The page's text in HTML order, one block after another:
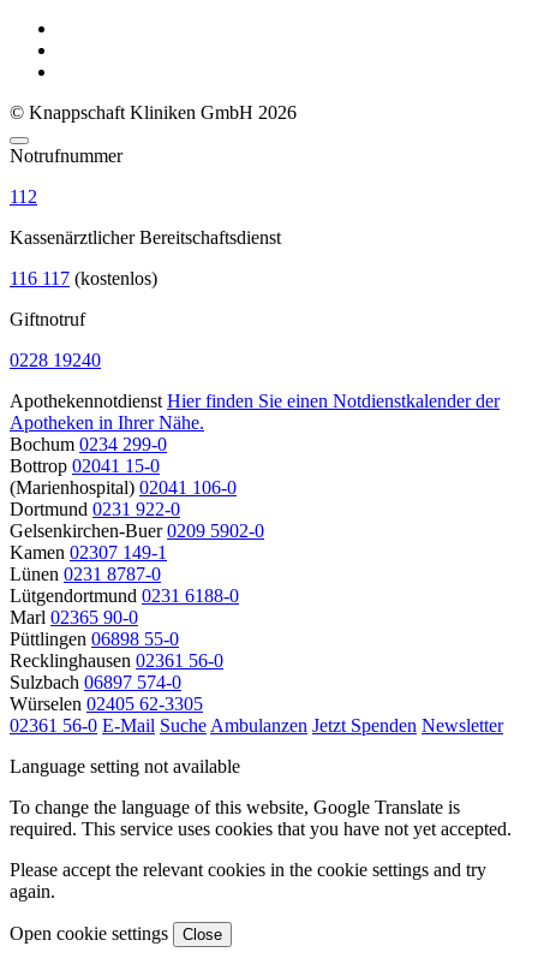
© Knappschaft Kliniken GmbH 2026
Notrufnummer
112
Kassenärztlicher Bereitschaftsdienst
116 117 (kostenlos)
Giftnotruf
0228 19240
Apothekennotdienst Hier finden Sie einen Notdienstkalender der
Apotheken in Ihrer Nähe.
Bochum 0234 299-0
Bottrop 02041 15-0
(Marienhospital) 02041 106-0
Dortmund 0231 922-0
Gelsenkirchen-Buer 0209 5902-0
Kamen 02307 149-1
Lünen 0231 8787-0
Lütgendortmund 0231 6188-0
Marl 02365 90-0
Püttlingen 06898 55-0
Recklinghausen 02361 56-0
Sulzbach 06897 574-0
Würselen 02405 62-3305
02361 56-0 E-Mail Suche Ambulanzen Jetzt Spenden Newsletter
Language setting not available
To change the language of this website, Google Translate is
required. This service uses cookies that you have not yet accepted.
Please accept the relevant cookies in the cookie settings and try
again.
Open cookie settings Close